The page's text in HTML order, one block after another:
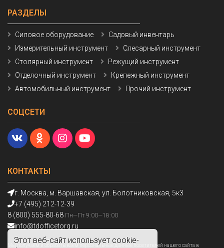
Этот веб-сайт использует cookie-
КОНТАКТЫ
г. Москва, м. Варшавская, ул. Болотниковская, 5к3
+7 (495) 212-12-39
8 (800) 555-80-68 Пн—Пт 9:00—18:00
info@tdofficetorg.ru
Мы получаем и обрабатываем персональные данные посетителей нашего сайта в
РАЗДЕЛЫ
Силовое оборудование
Садовый инвентарь
Измерительный инструмент
Слесарный инструмент
Столярный инструмент
Режущий инструмент
Отделочный инструмент
Крепежный инструмент
Автомобильный инструмент
Прочий инструмент
СОЦСЕТИ